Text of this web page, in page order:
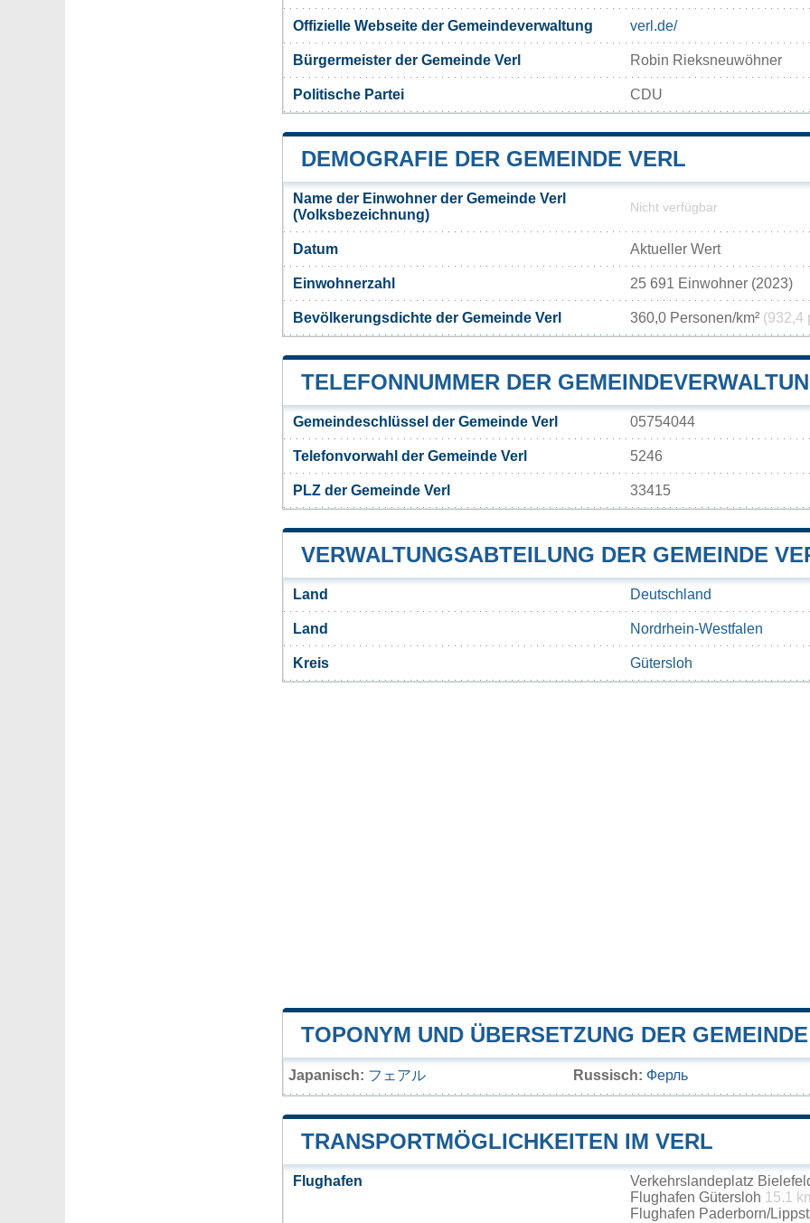
Offizielle Webseite der Gemeindeverwaltung verl.de/
Bürgermeister der Gemeinde Verl Robin Rieksneuwöhner
Politische Partei CDU
DEMOGRAFIE DER GEMEINDE VERL
Name der Einwohner der Gemeinde Verl
(Volksbezeichnung)
Nicht verfügbar
Datum Aktueller Wert
Einwohnerzahl 25 691 Einwohner (2023)
Bevölkerungsdichte der Gemeinde Verl 360,0 Personen/km² (932,4
TELEFONNUMMER DER
Gemeindeschlüssel der Gemeinde Verl 05754044
Telefonvorwahl der Gemeinde Verl 5246
PLZ der Gemeinde Verl 33415
VERWALTUNGSABTEILUNG DER GEMEINDE
Land Deutschland
Land Nordrhein-Westfalen
Kreis Gütersloh
TOPONYM UND ÜBERSETZUNG DER
Japanisch: フェアル Russisch: Ферль
TRANSPORTMÖGLICHKEITEN IM VERL
Flughafen
Verkehrslandeplatz
Flughafen Gütersloh 15.1
Flughafen Paderborn/